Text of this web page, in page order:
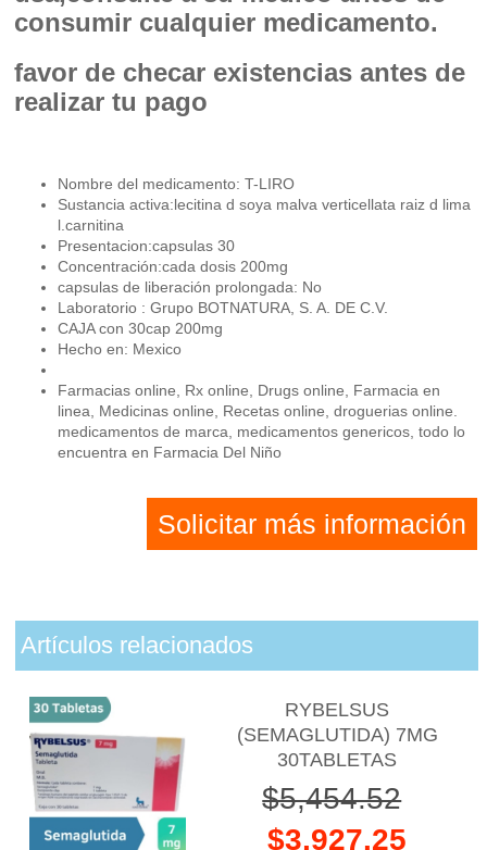
consumir cualquier medicamento.
favor de checar existencias antes de
realizar tu pago
Nombre del medicamento: T-LIRO
Sustancia activa:lecitina d soya malva verticellata raiz d lima
l.carnitina
Presentacion:capsulas 30
Concentración:cada dosis 200mg
capsulas de liberación prolongada: No
Laboratorio : Grupo BOTNATURA, S. A. DE C.V.
CAJA con 30cap 200mg
Hecho en: Mexico
Farmacias online, Rx online, Drugs online, Farmacia en
linea, Medicinas online, Recetas online, droguerias online.
medicamentos de marca, medicamentos genericos, todo lo
encuentra en Farmacia Del Niño
Solicitar más información
Artículos relacionados
RYBELSUS
(SEMAGLUTIDA) 7MG
30TABLETAS
$5,454.52
$3,927.25